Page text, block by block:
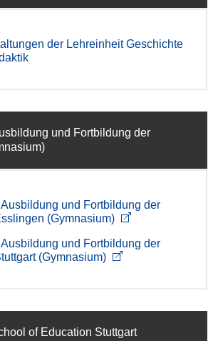
der Lehreinheit Geschichte
und Fortbildung der
und Fortbildung der
(Gymnasium)
und Fortbildung der
(Gymnasium)
of Education Stuttgart